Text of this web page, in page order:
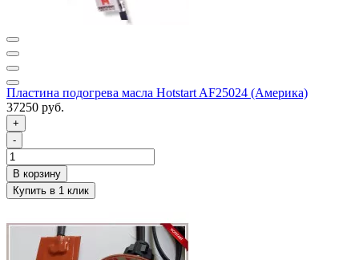
Пластина подогрева масла Hotstart AF25024 (Америка)
37250 руб.
+
-